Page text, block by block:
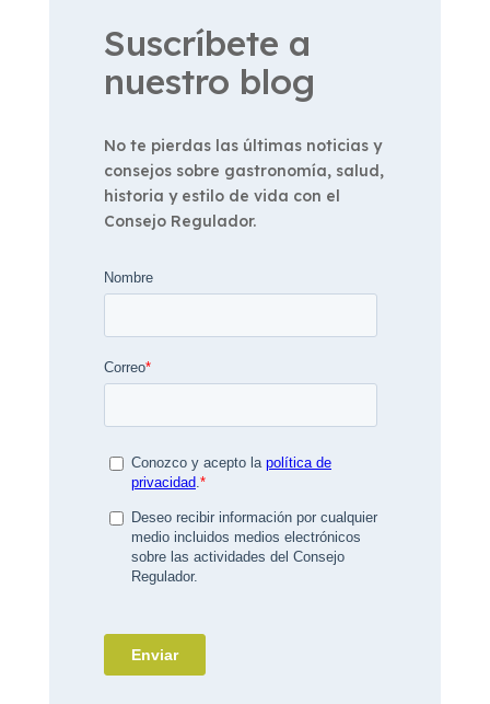
Suscríbete a
nuestro blog
No te pierdas las últimas noticias y
consejos sobre gastronomía, salud,
historia y estilo de vida con el
Consejo Regulador.